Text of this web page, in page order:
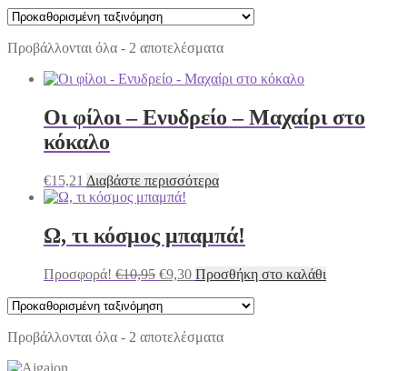
Προβάλλονται όλα - 2 αποτελέσματα
Οι φίλοι – Ενυδρείο – Μαχαίρι στο
κόκαλο
€15,21 Διαβάστε περισσότερα
Ω, τι κόσμος μπαμπά!
Προσφορά! €10,95 Original
was:
€9,30Η
€9,30.
Προσθήκη στο καλάθι
Προβάλλονται όλα - 2 αποτελέσματα